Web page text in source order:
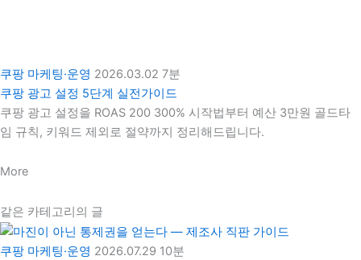
쿠팡 마케팅·운영 2026.03.02 7분
쿠팡 광고 설정 5단계 실전가이드
쿠팡 광고 설정을 ROAS 200 300% 시작법부터 예산 3만원 골드타
임 규칙, 키워드 제외로 절약까지 정리해드립니다.
More
같은 카테고리의 글
쿠팡 마케팅·운영 2026.07.29 10분